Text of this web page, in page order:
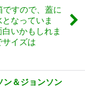
すので、蓋に
なっていま
いかもしれま
イズは
＆ジョンソン